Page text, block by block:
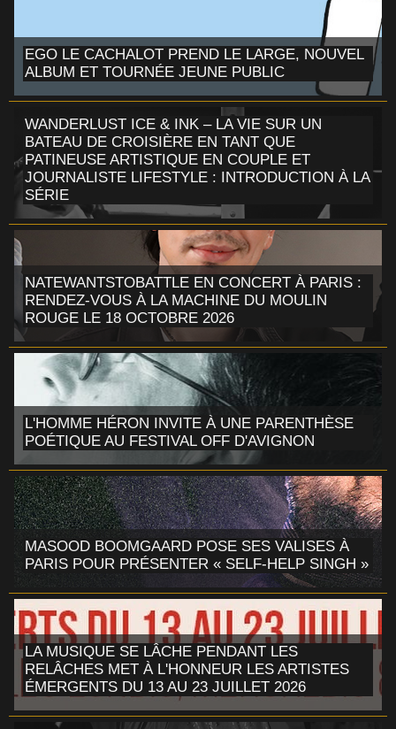
EGO LE CACHALOT PREND LE LARGE, NOUVEL
ALBUM ET TOURNÉE JEUNE PUBLIC
WANDERLUST ICE & INK – LA VIE SUR UN
BATEAU DE CROISIÈRE EN TANT QUE
PATINEUSE ARTISTIQUE EN COUPLE ET
JOURNALISTE LIFESTYLE : INTRODUCTION À LA
SÉRIE
NATEWANTSTOBATTLE EN CONCERT À PARIS :
RENDEZ-VOUS À LA MACHINE DU MOULIN
ROUGE LE 18 OCTOBRE 2026
L'HOMME HÉRON INVITE À UNE PARENTHÈSE
POÉTIQUE AU FESTIVAL OFF D'AVIGNON
MASOOD BOOMGAARD POSE SES VALISES À
PARIS POUR PRÉSENTER « SELF-HELP SINGH »
LA MUSIQUE SE LÂCHE PENDANT LES
RELÂCHES MET À L'HONNEUR LES ARTISTES
ÉMERGENTS DU 13 AU 23 JUILLET 2026